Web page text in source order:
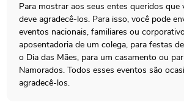
Para mostrar aos seus entes queridos que
deve agradecê-los. Para isso, você pode
eventos nacionais, familiares ou
aposentadoria de um colega, para festas
o Dia das Mães, para um casamento ou
Namorados. Todos esses eventos são
agradecê-los.